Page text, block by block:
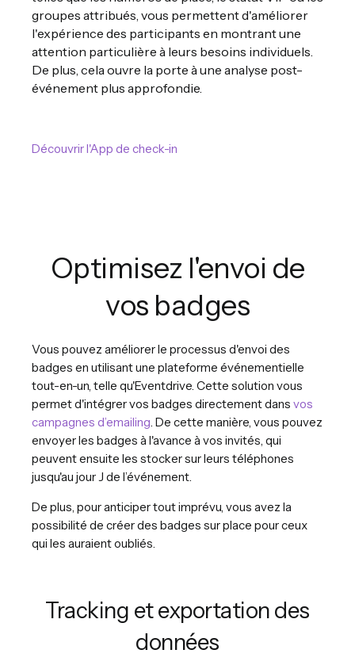
groupes attribués, vous permettent d'améliorer
l'expérience des participants en montrant une
attention particulière à leurs besoins individuels.
De plus, cela ouvre la porte à une analyse post-
événement plus approfondie.
Découvrir l'App de check-in
Optimisez l'envoi de
vos badges
Vous pouvez améliorer le processus d'envoi des
badges en utilisant une plateforme événementielle
tout-en-un, telle qu'Eventdrive. Cette solution vous
permet d'intégrer vos badges directement dans vos
campagnes d’emailing. De cette manière, vous pouvez
envoyer les badges à l'avance à vos invités, qui
peuvent ensuite les stocker sur leurs téléphones
jusqu'au jour J de l’événement.
De plus, pour anticiper tout imprévu, vous avez la
possibilité de créer des badges sur place pour ceux
qui les auraient oubliés.
Tracking et exportation des
données